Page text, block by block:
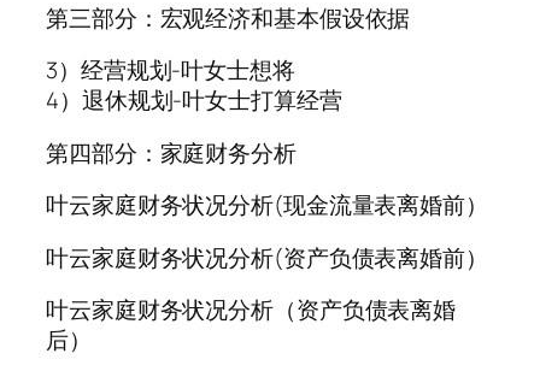
第三部分：宏观经济和基本假设依据
3）经营规划-叶女士想将
4）退休规划-叶女士打算经营
第四部分：家庭财务分析
叶云家庭财务状况分析(现金流量表离婚前）
叶云家庭财务状况分析(资产负债表离婚前）
叶云家庭财务状况分析（资产负债表离婚
后）